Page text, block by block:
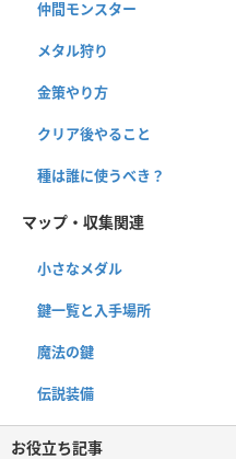
仲間モンスター
メタル狩り
金策やり方
クリア後やること
種は誰に使うべき？
マップ・収集関連
小さなメダル
鍵一覧と入手場所
魔法の鍵
伝説装備
お役立ち記事